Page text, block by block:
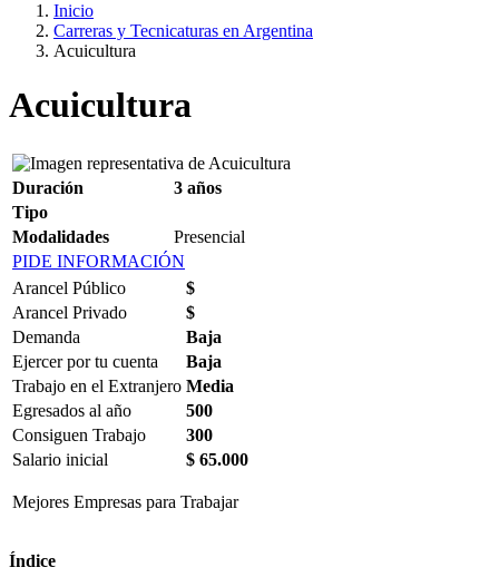
Inicio
Carreras y Tecnicaturas en Argentina
Acuicultura
Acuicultura
Duración
3 años
Tipo
Modalidades
Presencial
PIDE INFORMACIÓN
Arancel Público
$
Arancel Privado
$
Demanda
Baja
Ejercer por tu cuenta
Baja
Trabajo en el Extranjero Media
Egresados al año
500
Consiguen Trabajo
300
Salario inicial
$ 65.000
Mejores Empresas para Trabajar
Índice